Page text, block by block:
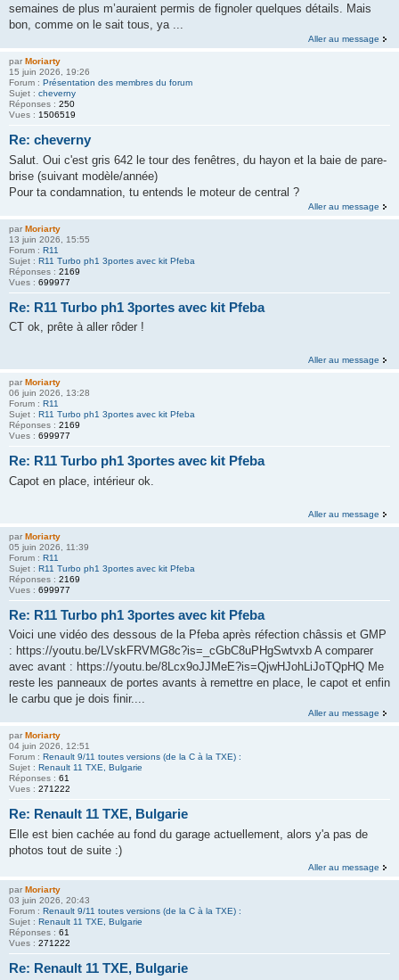
semaines de plus m’auraient permis de fignoler quelques détails. Mais
bon, comme on le sait tous, ya ...
Aller au message
par Moriarty
15 juin 2026, 19:26
Forum : Présentation des membres du forum
Sujet : cheverny
Réponses : 250
Vues : 1506519
Re: cheverny
Salut. Oui c'est gris 642 le tour des fenêtres, du hayon et la baie de pare-
brise (suivant modèle/année)
Pour ta condamnation, tu entends le moteur de central ?
Aller au message
par Moriarty
13 juin 2026, 15:55
Forum : R11
Sujet : R11 Turbo ph1 3portes avec kit Pfeba
Réponses : 2169
Vues : 699977
Re: R11 Turbo ph1 3portes avec kit Pfeba
CT ok, prête à aller rôder !
Aller au message
par Moriarty
06 juin 2026, 13:28
Forum : R11
Sujet : R11 Turbo ph1 3portes avec kit Pfeba
Réponses : 2169
Vues : 699977
Re: R11 Turbo ph1 3portes avec kit Pfeba
Capot en place, intérieur ok.
Aller au message
par Moriarty
05 juin 2026, 11:39
Forum : R11
Sujet : R11 Turbo ph1 3portes avec kit Pfeba
Réponses : 2169
Vues : 699977
Re: R11 Turbo ph1 3portes avec kit Pfeba
Voici une vidéo des dessous de la Pfeba après réfection châssis et GMP
: https://youtu.be/LVskFRVMG8c?is=_cGbC8uPHgSwtvxb A comparer
avec avant : https://youtu.be/8Lcx9oJJMeE?is=QjwHJohLiJoTQpHQ Me
reste les panneaux de portes avants à remettre en place, le capot et enfin
le carbu que je dois finir....
Aller au message
par Moriarty
04 juin 2026, 12:51
Forum : Renault 9/11 toutes versions (de la C à la TXE) :
Sujet : Renault 11 TXE, Bulgarie
Réponses : 61
Vues : 271222
Re: Renault 11 TXE, Bulgarie
Elle est bien cachée au fond du garage actuellement, alors y'a pas de
photos tout de suite :)
Aller au message
par Moriarty
03 juin 2026, 20:43
Forum : Renault 9/11 toutes versions (de la C à la TXE) :
Sujet : Renault 11 TXE, Bulgarie
Réponses : 61
Vues : 271222
Re: Renault 11 TXE, Bulgarie